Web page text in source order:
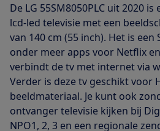
De LG 55SM8050PLC uit 2020 is
lcd-led televisie met een
van 140 cm (55 inch). Het is een
onder meer apps voor Netflix
verbindt de tv met internet via
Verder is deze tv geschikt voor
beeldmateriaal. Je kunt ook
ontvanger televisie kijken bij
NPO1, 2, 3 en een regionale